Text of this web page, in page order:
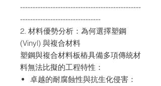
------------------------------------------------
--------------------------------
2. 材料優勢分析：為何選擇塑鋼
(Vinyl) 與複合材料
塑鋼與複合材料板樁具備多項傳統材
料無法比擬的工程特性：
卓越的耐腐蝕性與抗生化侵害：